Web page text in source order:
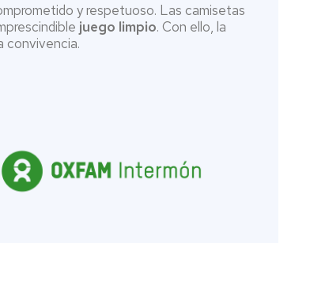
y respetuoso. Las camisetas
juego limpio. Con ello, la
convivencia.